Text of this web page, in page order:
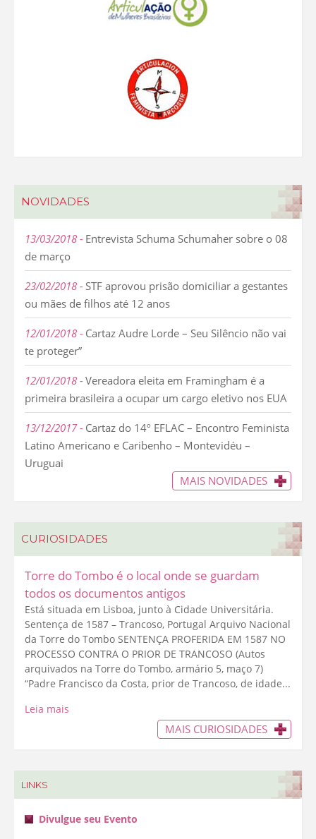
NOVIDADES
13/03/2018
Entrevista Schuma Schumaher sobre o 08
de março
23/02/2018
STF aprovou prisão domiciliar a gestantes
ou mães de filhos até 12 anos
12/01/2018
Cartaz Audre Lorde – Seu Silêncio não vai
te proteger”
12/01/2018 Vereadora eleita em Framingham é a
primeira brasileira a ocupar um cargo eletivo nos EUA
13/12/2017
Cartaz do 14º EFLAC – Encontro Feminista
Latino Americano e Caribenho – Montevidéu –
Uruguai
MAIS NOVIDADES
CURIOSIDADES
Torre do Tombo é o local onde se guardam
todos os documentos antigos
Está situada em Lisboa, junto à Cidade Universitária.
Sentença de 1587 – Trancoso, Portugal Arquivo Nacional
da Torre do Tombo SENTENÇA PROFERIDA EM 1587 NO
PROCESSO CONTRA O PRIOR DE TRANCOSO (Autos
arquivados na Torre do Tombo, armário 5, maço 7)
“Padre Francisco da Costa, prior de Trancoso, de idade...
Leia mais
MAIS CURIOSIDADES
LINKS
Divulgue seu Evento